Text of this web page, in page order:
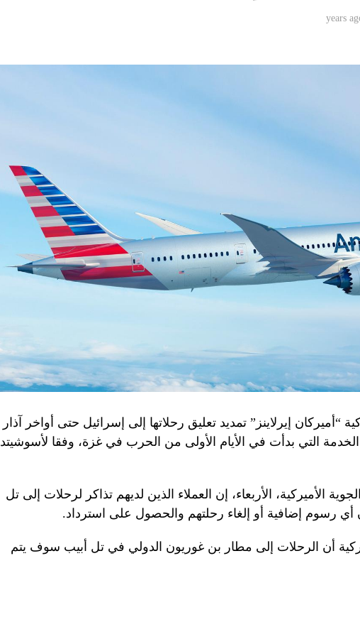
“أميركان إيرلاينز” تمديد تعليق رحلاتها إلى إسرائيل حتى أواخر آذار
التي بدأت في الأيام الأولى من الحرب في غزة، وفقا لأسوشيتد
الأميركية، الأربعاء، إن العملاء الذين لديهم تذاكر لرحلات إلى تل
أي رسوم إضافية أو إلغاء رحلتهم والحصول على استرداد.
أن الرحلات إلى مطار بن غوريون الدولي في تل أبيب سوف يتم